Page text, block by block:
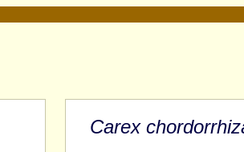
Carex